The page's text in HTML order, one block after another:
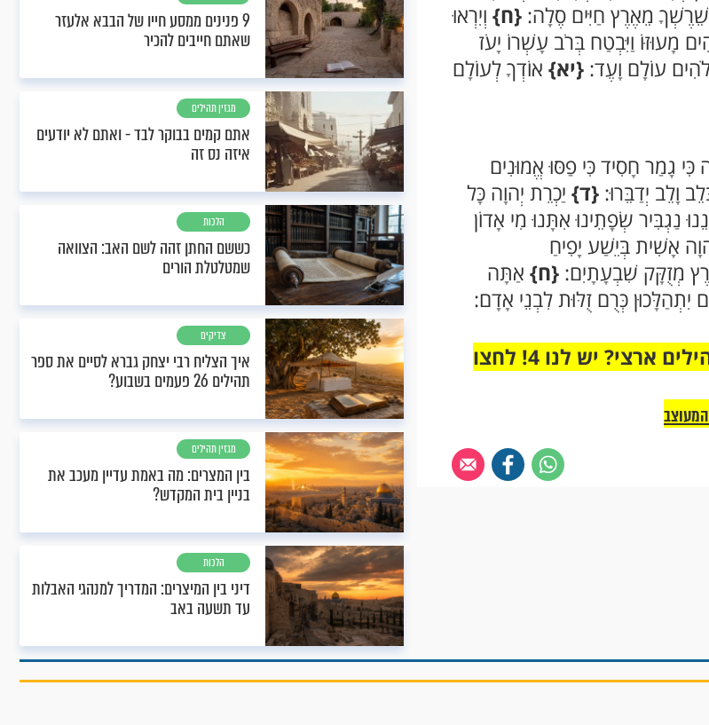
מֵאֶרֶץ חַיִּים סֶלָה: {ח} וְיִרְאוּ
מָעוּזּוֹ וַיִּבְטַח בְּרֹב עָשְׁרוֹ יָעֹז
עוֹלָם וָעֶד: {יא} אוֹדְךָ לְעוֹלָם
כִּי גָמַר חָסִיד כִּי פַסּוּ אֱמוּנִים
וָלֵב יְדַבֵּרוּ: {ד} יַכְרֵת יְהוָה כָּל
נַגְבִּיר שְׂפָתֵינוּ אִתָּנוּ מִי אָדוֹן
אָשִׁית בְּיֵשַׁע יָפִיחַ
מְזֻקָּק שִׁבְעָתָיִם: {ח} אַתָּה
יִתְהַלָּכוּן כְּרֻם זֻלּוּת לִבְנֵי אָדָם:
מחוברים רק לקבוצת ווטסאפ אחת מבית מוקד תהילים ארצי? יש לנו 4! לחצו
המעוצב
9 פנינים ממסע חייו של הבבא אלעזר
שאתם חייבים להכיר
מגזין תהילים
אתם קמים בבוקר לבד - ואתם לא יודעים
איזה נס זה
הלכות
כששם החתן זהה לשם האב: הצוואה
שמטלטלת הורים
צדיקים
איך הצליח רבי יצחק גברא לסיים את ספר
תהילים 26 פעמים בשבוע?
מגזין תהילים
בין המצרים: מה באמת עדיין מעכב את
בניין בית המקדש?
הלכות
דיני בין המיצרים: המדריך למנהגי האבלות
עד תשעה באב